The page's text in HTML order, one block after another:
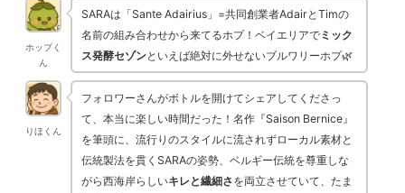
ホップく
ん
SARAは「Sante Adairius」=共同創業者AdairとTimの
名前の組み合わせから来てるホプ！ベイエリアで ミック
ス発酵セゾンといえば絶対に外せないブルワリーホプ🌿
りほくん
フォロワーさんがボトルを開けてシェアしてくださっ
て、本当に楽しい時間だった！名作『Saison Bernice』
を筆頭に、流行りのスタイルに流されずローカル素材と
伝統製法を貫くSARAの姿勢、ベルギー伝統を尊重しな
がら西海岸らしいキレと繊細さ を両立させていて、たま